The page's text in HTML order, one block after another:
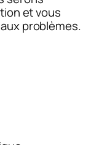
et vous
problèmes.